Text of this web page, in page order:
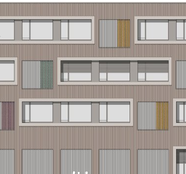
Über uns
Leistungen
Team
Geschichte
Jobs